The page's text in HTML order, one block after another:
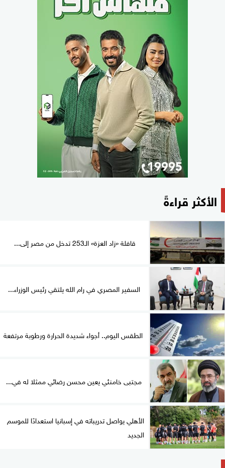
الأكثر قراءةً
قافلة «زاد العزة» الـ253 تدخل من مصر إلى...
السفير المصري في رام الله يلتقي رئيس الوزراء...
الطقس اليوم.. أجواء شديدة الحرارة ورطوبة مرتفعة
مجتبى خامنئي يعين محسن رضائي ممثلا له في...
الأهلي يواصل تدريباته في إسبانيا استعدادًا للموسم
الجديد